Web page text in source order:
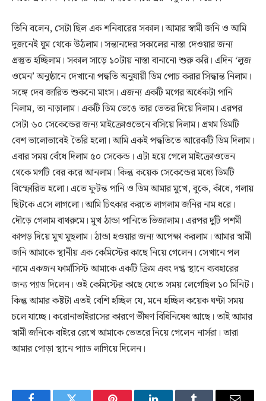
তিনি বলেন, সেটা ছিল এক শনিবারের সকাল। আমার স্বামী জনি ও আমি
দুজনেই ঘুম থেকে উঠলাম। সন্তানদের সকালের নাস্তা দেওয়ার জন্য
প্রস্তুত হচ্ছিলাম। সকাল সাড়ে ১০টায় নাস্তা বানানো শুরু করি। এদিন ‘লুজ
ওমেন’ অনুষ্ঠানে দেখানো পদ্ধতি অনুযায়ী ডিম পোচ করার সিদ্ধান্ত নিলাম।
সঙ্গে দেব জারিত শুকনো মাংস। এজন্য একটি মগের অর্ধেকটা পানি
নিলাম, তা নাড়ালাম। একটি ডিম ভেঙে তার ভেতর দিয়ে দিলাম। এরপর
সেটা ৬০ সেকেন্ডের জন্য মাইক্রোওভেনে বসিয়ে দিলাম। প্রথম ডিমটি
বেশ ভালোভাবেই তৈরি হলো। আমি একই পদ্ধতিতে আরেকটি ডিম দিলাম।
এবার সময় বেঁধে দিলাম ৫০ সেকেন্ড। এটা হয়ে গেলে মাইক্রোওভেন
থেকে মগটি বের করে আনলাম। কিন্তু কয়েক সেকেন্ডের মধ্যে ডিমটি
বিস্ফোরিত হলো। এতে ফুটন্ত পানি ও ডিম আমার মুখে, বুকে, কাঁধে, গলায়
ছিটকে এসে লাগলো। আমি চিৎকার করতে লাগলাম জনির নাম ধরে।
দৌড়ে গেলাম বাথরুমে। মুখ ঠান্ডা পানিতে ভিজালাম। এরপর দুটি পশমী
কাপড় দিয়ে মুখ মুছলাম। ঠান্ডা হওয়ার জন্য অপেক্ষা করলাম। আমার স্বামী
জনি আমাকে স্থানীয় এক কেমিস্টের কাছে নিয়ে গেলেন। সেখানে পল
নামে একজন ফার্মাসিস্ট আমাকে একটি ক্রিম এবং দগ্ধ স্থানে ব্যবহারের
জন্য প্যাড দিলেন। ওই কেমিস্টের কাছে যেতে সময় লেগেছিল ১০ মিনিট।
কিন্তু আমার কষ্টটা এতই বেশি হচ্ছিল যে, মনে হচ্ছিল কয়েক ঘণ্টা সময়
চলে যাচ্ছে। করোনাভাইরাসের কারণে ভীষণ বিধিনিষেধ আছে। তাই আমার
স্বামী জনিকে বাইরে রেখে আমাকে ভেতরে নিয়ে গেলেন নার্সরা। তারা
আমার পোড়া স্থানে প্যাড লাগিয়ে দিলেন।